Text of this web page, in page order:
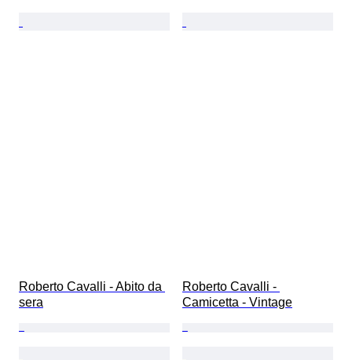
Roberto Cavalli - Abito da
sera
Roberto Cavalli -
Camicetta - Vintage